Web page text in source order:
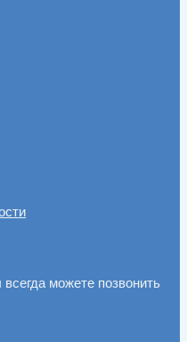
можете позвонить